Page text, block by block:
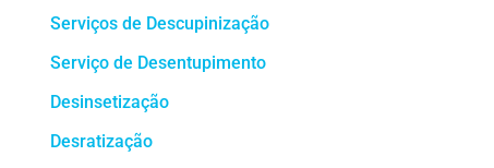
Serviços de Descupinização
Serviço de Desentupimento
Desinsetização
Desratização